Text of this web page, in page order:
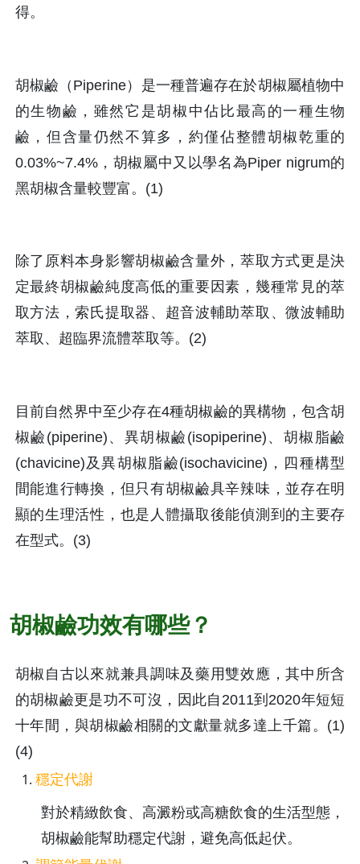
得。
胡椒鹼（Piperine）是一種普遍存在於胡椒屬植物中
的生物鹼，雖然它是胡椒中佔比最高的一種生物
鹼，但含量仍然不算多，約僅佔整體胡椒乾重的
0.03%~7.4%，胡椒屬中又以學名為Piper nigrum的
黑胡椒含量較豐富。(1)
除了原料本身影響胡椒鹼含量外，萃取方式更是決
定最終胡椒鹼純度高低的重要因素，幾種常見的萃
取方法，索氏提取器、超音波輔助萃取、微波輔助
萃取、超臨界流體萃取等。(2)
目前自然界中至少存在4種胡椒鹼的異構物，包含胡
椒鹼(piperine)、異胡椒鹼(isopiperine)、胡椒脂鹼
(chavicine)及異胡椒脂鹼(isochavicine)，四種構型
間能進行轉換，但只有胡椒鹼具辛辣味，並存在明
顯的生理活性，也是人體攝取後能偵測到的主要存
在型式。(3)
胡椒鹼功效有哪些？
胡椒自古以來就兼具調味及藥用雙效應，其中所含
的胡椒鹼更是功不可沒，因此自2011到2020年短短
十年間，與胡椒鹼相關的文獻量就多達上千篇。(1)
(4)
穩定代謝
對於精緻飲食、高澱粉或高糖飲食的生活型態，
胡椒鹼能幫助穩定代謝，避免高低起伏。